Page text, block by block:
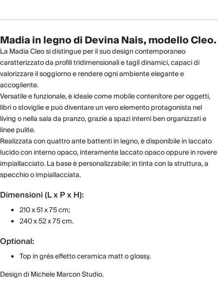
Madia in legno di Devina Nais, modello Cleo.
La Madia Cleo si distingue per il suo design contemporaneo
caratterizzato da profili tridimensionali e tagli dinamici, capaci di
valorizzare il soggiorno e rendere ogni ambiente elegante e
accogliente.
Versatile e funzionale, è ideale come mobile contenitore per oggetti,
libri o stoviglie e può diventare un vero elemento protagonista nel
living o nella sala da pranzo, grazie a spazi interni ben organizzati e
linee pulite.
Realizzata con quattro ante battenti in legno, è disponibile in laccato
lucido con interno opaco, interamente laccato opaco oppure in rovere
impiallacciato. La base è personalizzabile: in tinta con la struttura, a
specchio o impiallacciata.
Dimensioni (L x P x H):
210 x 51 x 75 cm;
240 x 52 x 75 cm.
Optional:
Top in grés effetto ceramica matt o glossy.
Design di Michele Marcon Studio.